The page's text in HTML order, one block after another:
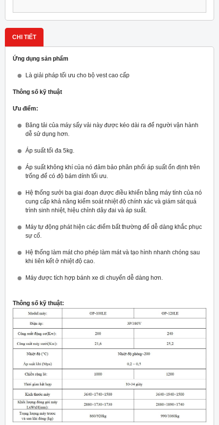
CHI TIẾT
Ứng dụng sản phẩm
Là giải pháp tối ưu cho bộ vest cao cấp
Thông số kỹ thuật
Ưu điểm:
Băng tải của máy sấy vải này được kéo dài ra để người vận hành
dễ sử dụng hơn.
Áp suất tối đa 5kg.
Áp suất không khí của nó đảm bảo phân phối áp suất ổn định trên
trống để có độ bám dính tối ưu.
Hệ thống sưởi ba giai đoạn được điều khiển bằng máy tính của nó
cung cấp khả năng kiểm soát nhiệt độ chính xác và giám sát quá
trình sinh nhiệt, hiệu chỉnh dây đai và áp suất.
Máy tự động phát hiện các điểm bất thường để dễ dàng khắc phục
sự cố.
Hệ thống làm mát cho phép làm mát và tạo hình nhanh chóng sau
khi liên kết ở nhiệt độ cao.
Máy được tích hợp bánh xe di chuyển dễ dàng hơn.
Thông số kỹ thuật: